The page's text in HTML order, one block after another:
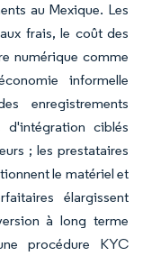
au Mexique. Les
frais, le coût des
numérique comme
informelle
enregistrements
d'intégration ciblés
; les prestataires
le matériel et
élargissent
à long terme
procédure KYC